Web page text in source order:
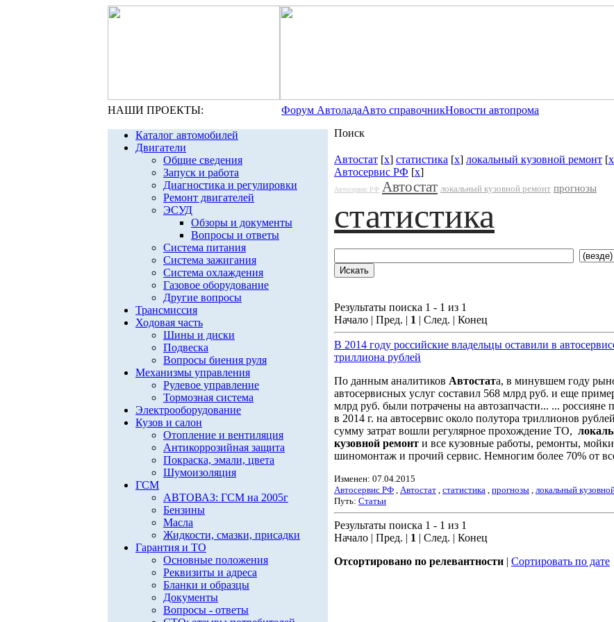
НАШИ ПРОЕКТЫ: Форум АвтоладаАвто справочникНовости автопрома
Каталог автомобилей
Двигатели
Общие сведения
Запуск и работа
Диагностика и регулировки
Ремонт двигателей
ЭСУД
Обзоры и документы
Вопросы и ответы
Система питания
Система зажигания
Система охлаждения
Газовое оборудование
Другие вопросы
Трансмиссия
Ходовая часть
Шины и диски
Подвеска
Вопросы биения руля
Механизмы управления
Рулевое управление
Тормозная система
Электрооборудование
Кузов и салон
Отопление и вентиляция
Антикоррозийная защита
Покраска, эмали, цвета
Шумоизоляция
ГСМ
АВТОВАЗ: ГСМ на 2005г
Бензины
Масла
Жидкости, смазки, присадки
Гарантия и ТО
Основные положения
Реквизиты и адреса
Бланки и образцы
Документы
Вопросы - ответы
Поиск
Автостат [x] статистика [x] локальный кузовной ремонт [x
Автосервис РФ [x]
Автосервис РФ Автостат локальный кузовной ремонт прогнозы
статистика
Результаты поиска 1 - 1 из 1
Начало | Пред. | 1 | След. | Конец
В 2014 году российские владельцы оставили в
триллиона рублей
По данным аналитиков Автостата, в минувшем году
автосервисных услуг составил 568 млрд руб. и еще
млрд руб. были потрачены на автозапчасти... ... россияне
в 2014 г. на автосервис около полутора триллионов
сумму затрат вошли регулярное прохождение ТО,
кузовной ремонт и все кузовные работы, ремонты,
шиномонтаж и прочий сервис. Немногим более 70% от
Изменен: 07.04.2015
Автосервис РФ , Автостат , статистика , прогнозы , локальный
Путь: Статьи
Результаты поиска 1 - 1 из 1
Начало | Пред. | 1 | След. | Конец
Отсортировано по релевантности | Сортировать по дате